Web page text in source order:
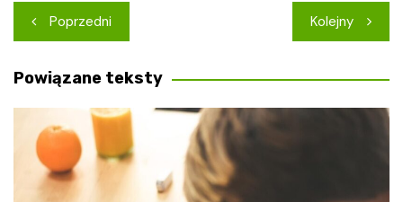
Nawigacja
wpisu
Poprzedni Kolejny
Powiązane teksty